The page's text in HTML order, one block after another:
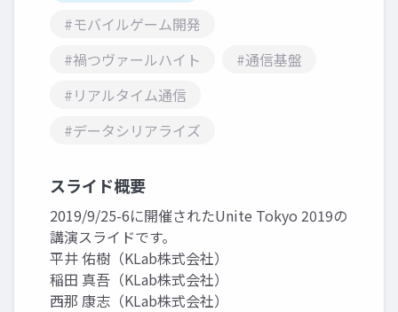
#モバイルゲーム開発
#禍つヴァールハイト
#通信基盤
#リアルタイム通信
#データシリアライズ
スライド概要
2019/9/25-6に開催されたUnite Tokyo 2019の
講演スライドです。
平井 佑樹（KLab株式会社）
稲田 真吾（KLab株式会社）
西那 康志（KLab株式会社）